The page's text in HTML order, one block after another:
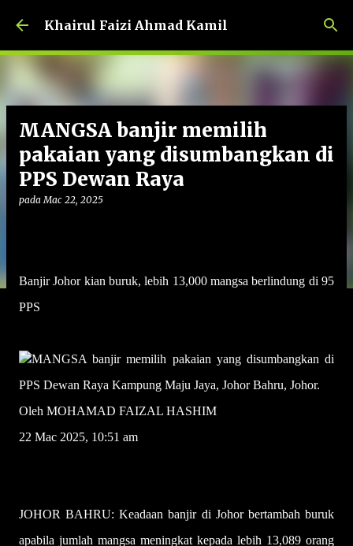
Langkau ke kandungan utama
Khairul Faizi Ahmad Kamil
MANGSA banjir memilih
pakaian yang disumbangkan di
PPS Dewan Raya
padaMac 22, 2025
Banjir Johor kian buruk, lebih 13,000 mangsa berlindung di 95
PPS
MANGSA banjir memilih pakaian yang disumbangkan di
PPS Dewan Raya Kampung Maju Jaya, Johor Bahru, Johor.
Oleh MOHAMAD FAIZAL HASHIM
22 Mac 2025, 10:51 am
JOHOR BAHRU: Keadaan banjir di Johor bertambah buruk
apabila jumlah mangsa meningkat kepada lebih 13,089 orang